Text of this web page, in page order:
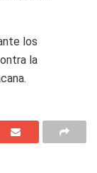
los
la